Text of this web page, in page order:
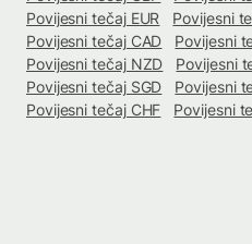
Povijesni tečaj EUR
Povijesni
Povijesni tečaj CAD
Povijesni
Povijesni tečaj NZD
Povijesni
Povijesni tečaj SGD
Povijesni
Povijesni tečaj CHF
Povijesni